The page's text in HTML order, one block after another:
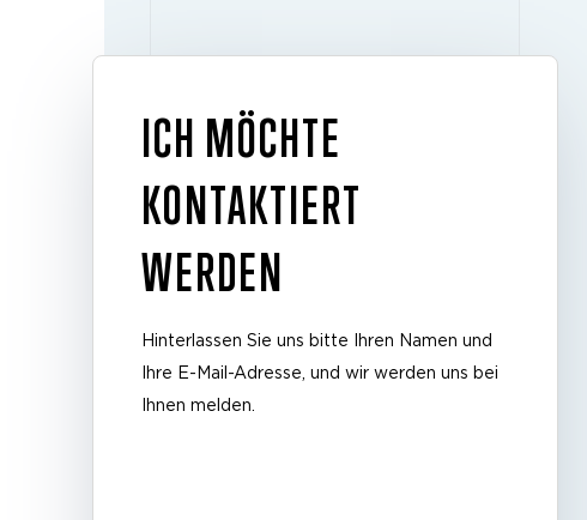
ICH MÖCHTE
KONTAKTIERT
WERDEN
Hinterlassen Sie uns bitte Ihren Namen und
Ihre E-Mail-Adresse, und wir werden uns bei
Ihnen melden.